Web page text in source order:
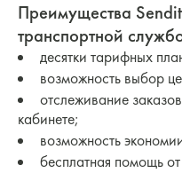
Преимущества
транспортной
десятки тарифных
возможность выбор
отслеживание
кабинете;
возможность
бесплатная помощь